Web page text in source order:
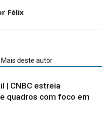
Félix
Mais deste autor
| CNBC estreia
quadros com foco em